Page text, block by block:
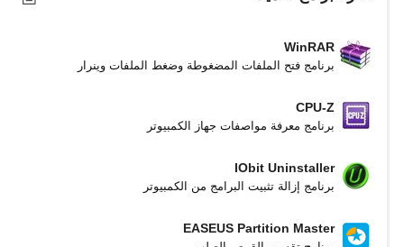
WinRAR
برنامج فتح الملفات المضغوطة وضغط الملفات وينرار
CPU-Z
برنامج معرفة مواصفات جهاز الكمبيوتر
IObit Uninstaller
برنامج إزالة تثبيت البرامج من الكمبيوتر
EASEUS Partition Master